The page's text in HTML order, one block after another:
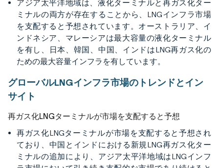
アジア太平洋地域は、液化ターミナルと再ガス化ター
ミナルの両方が存在することから、LNGインフラ市場
を支配すると予想されています。オーストラリア、イ
ンドネシア、マレーシアは最大容量の液化ターミナル
を有し、日本、韓国、中国、インドはLNG再ガス化の
ための最大容量インフラを有しています。
グローバルLNGインフラ市場のトレンドとイン
サイト
再ガス化LNGターミナルが市場を支配すると予想
再ガス化LNGターミナルが市場を支配すると予想され
ており、中国とインドにおける新規LNG再ガス化ター
ミナルの追加により、アジア太平洋地域はLNGインフ